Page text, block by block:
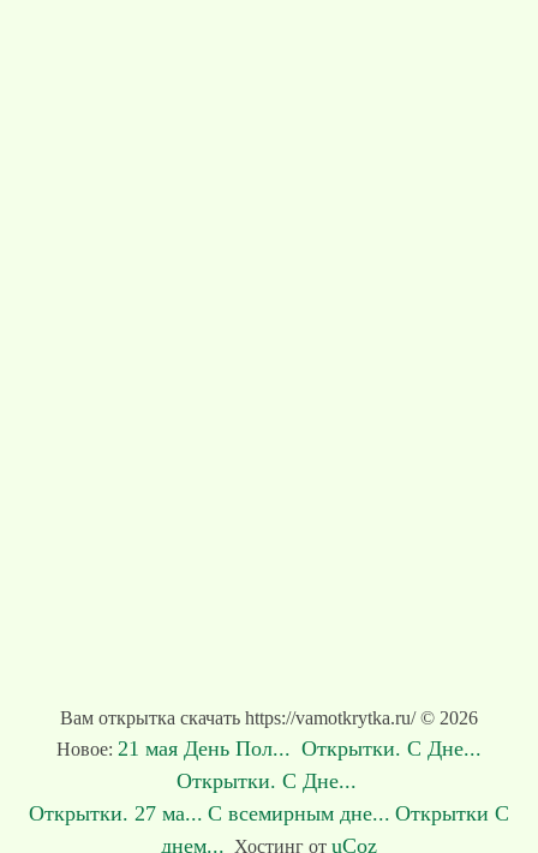
Вам открытка скачать https://vamotkrytka.ru/ © 2026
Новое: 21 мая День Пол... Открытки. С Дне...
Открытки. С Дне...
Открытки. 27 ма... С всемирным дне... Открытки С
днем... Хостинг от uCoz